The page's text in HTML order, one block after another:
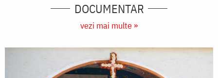
DOCUMENTAR
vezi mai multe »